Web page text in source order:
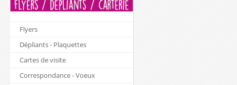
Flyers
Dépliants - Plaquettes
Cartes de visite
Correspondance - Voeux